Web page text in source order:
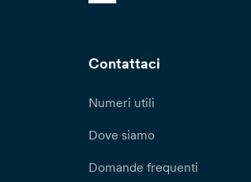
Contattaci
Numeri utili
Dove siamo
Domande frequenti